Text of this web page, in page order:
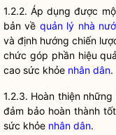
1.2.2. Áp dụng được
bản về quản lý nhà
và định hướng chiến
chức góp phần hiệu
cao sức khỏe nhân dân.
1.2.3. Hoàn thiện
đảm bảo hoàn thành
sức khỏe nhân dân.